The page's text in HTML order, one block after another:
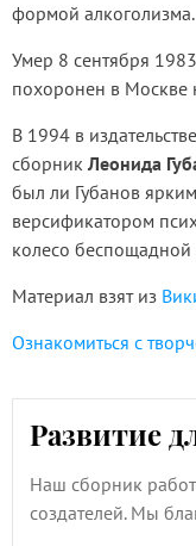
формой алкоголизма.
Умер 8 сентября
похоронен в Москве
В 1994 в
сборникЛеонида
был ли Губанов
версификатором
колесо беспощадной
Материал взят из
Ознакомиться с
Развитие
Наш сборник
создателей. Мы